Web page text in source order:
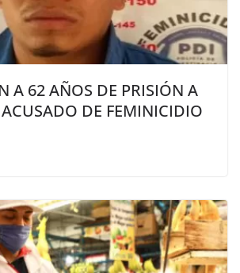
A 62 AÑOS DE PRISIÓN A
DE FEMINICIDIO